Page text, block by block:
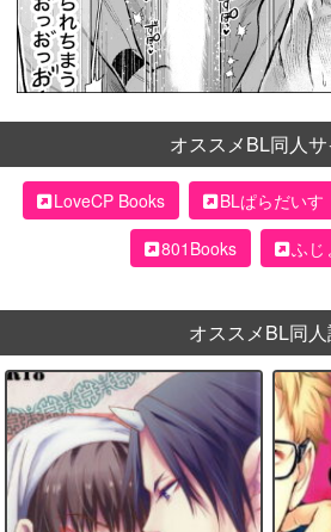
オススメBL同人サ
LoveCP Books BLぱらだいす
801Books
ふじ
オススメBL同